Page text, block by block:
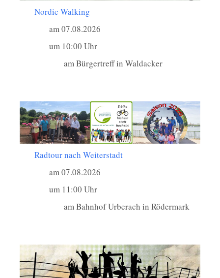
Nordic Walking
am 07.08.2026
um 10:00 Uhr
am Bürgertreff in Waldacker
Radtour nach Weiterstadt
am 07.08.2026
um 11:00 Uhr
am Bahnhof Urberach in Rödermark